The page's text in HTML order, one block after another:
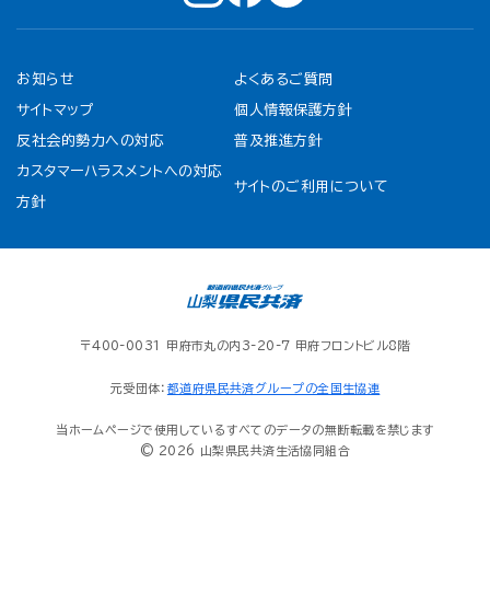
お知らせ よくあるご質問
サイトマップ 個人情報保護方針
反社会的勢力への対応 普及推進方針
カスタマーハラスメントへの対応
方針
サイトのご利用について
〒400-0031 甲府市丸の内3-20-7 甲府フロントビル8階
元受団体： 都道府県民共済グループの全国生協連
当ホームページで使用しているすべてのデータの無断転載を禁じます
© 2026 山梨県民共済生活協同組合